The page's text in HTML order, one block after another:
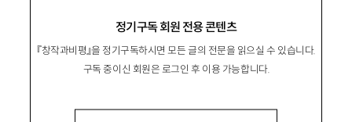
정기구독 회원 전용 콘텐츠
『창작과비평』을 정기구독하시면 모든 글의 전문을 읽으실 수 있습니다.
구독 중이신 회원은 로그인 후 이용 가능합니다.